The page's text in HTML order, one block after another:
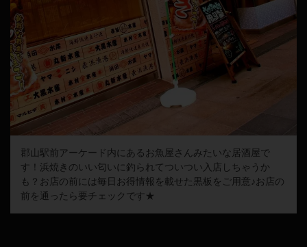
郡山駅前アーケード内にあるお魚屋さんみたいな居酒屋で
す！浜焼きのいい匂いに釣られてついつい入店しちゃうか
も？お店の前には毎日お得情報を載せた黒板をご用意♪お店の
前を通ったら要チェックです★